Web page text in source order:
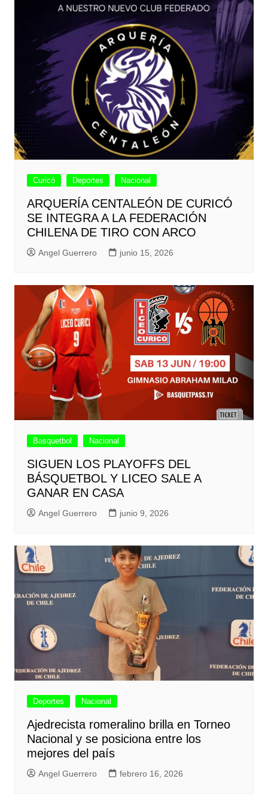
Curicó Deportes Nacional
ARQUERÍA CENTALEÓN DE CURICÓ
SE INTEGRA A LA FEDERACIÓN
CHILENA DE TIRO CON ARCO
Angel Guerrero junio 15, 2026
Basquetbol Nacional
SIGUEN LOS PLAYOFFS DEL
BÁSQUETBOL Y LICEO SALE A
GANAR EN CASA
Angel Guerrero junio 9, 2026
Deportes Nacional
Ajedrecista romeralino brilla en Torneo
Nacional y se posiciona entre los
mejores del país
Angel Guerrero febrero 16, 2026